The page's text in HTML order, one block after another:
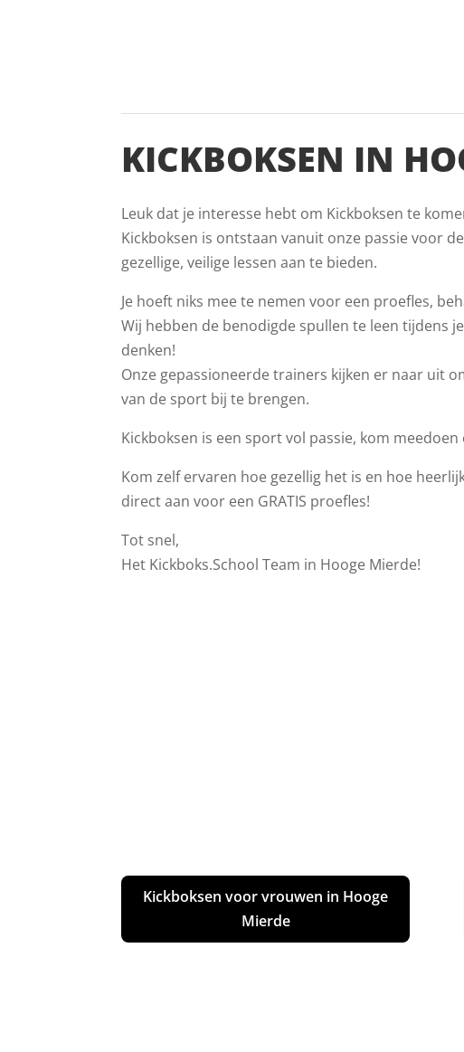
KICKBOKSEN IN
Leuk dat je interesse hebt om Kickboksen te
Kickboksen is ontstaan vanuit onze passie voor
gezellige, veilige lessen aan te bieden.
Je hoeft niks mee te nemen voor een proefles,
Wij hebben de benodigde spullen te leen tijdens
denken!
Onze gepassioneerde trainers kijken er naar uit
van de sport bij te brengen.
Kickboksen is een sport vol passie, kom
Kom zelf ervaren hoe gezellig het is en hoe
direct aan voor een GRATIS proefles!
Tot snel,
Het Kickboks.School Team in Hooge Mierde!
Kickboksen voor vrouwen in Hooge
Mierde